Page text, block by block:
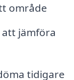
område
jämföra
tidigare